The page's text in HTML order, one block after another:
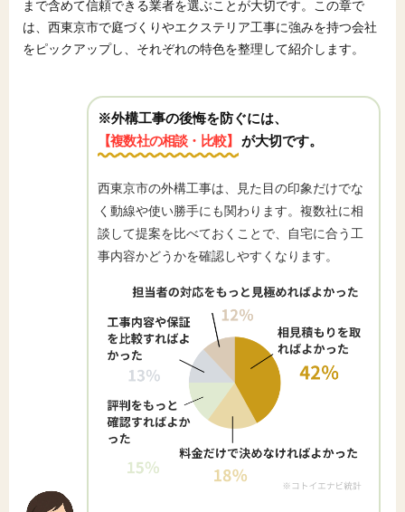
まで含めて信頼できる業者を選ぶことが大切です。この章で
は、西東京市で庭づくりやエクステリア工事に強みを持つ会社
をピックアップし、それぞれの特色を整理して紹介します。
※外構工事の後悔を防ぐには、
【複数社の相談・比較】
が大切です。
西東京市の外構工事は、見た目の印象だけでな
く動線や使い勝手にも関わります。複数社に相
談して提案を比べておくことで、自宅に合う工
事内容かどうかを確認しやすくなります。